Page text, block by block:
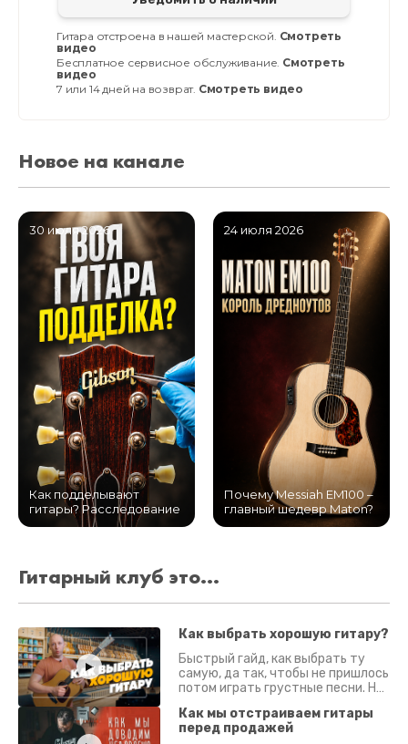
Гитара отстроена в нашей мастерской. Смотреть
видео
Бесплатное сервисное обслуживание. Смотреть
видео
7 или 14 дней на возврат. Смотреть видео
Новое на канале
30 июля 2026
Как подделывают
гитары? Расследование
24 июля 2026
Почему Messiah EM100 –
главный шедевр Maton?
Гитарный клуб это...
Как выбрать хорошую гитару?
Быстрый гайд, как выбрать ту
самую, да так, чтобы не пришлось
потом играть грустные песни. На
Как мы отстраиваем гитары
перед продажей